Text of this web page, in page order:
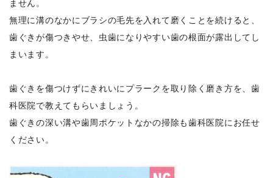
ません。
無理に溝のなかにブラシの毛先を入れて磨くことを続けると、
歯ぐきが傷つきやせ、虫歯になりやすい歯の根面が露出してし
まいます。
歯ぐきを傷つけずにきれいにプラークを取り除く磨き方を、歯
科医院で教えてもらいましょう。
歯ぐきの深い溝や歯周ポケットなかの掃除も歯科医院にお任せ
ください。